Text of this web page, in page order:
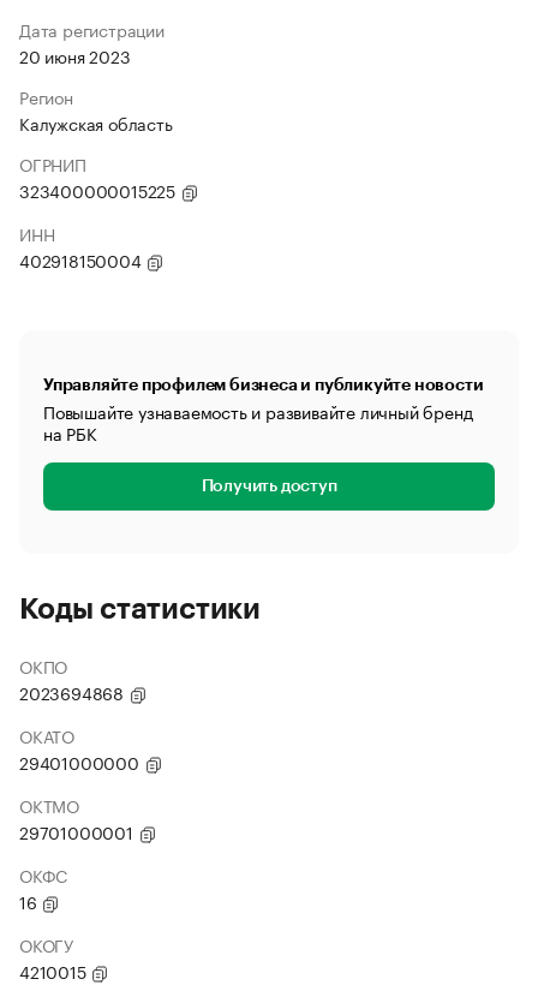
Дата регистрации
20 июня 2023
Регион
Калужская область
ОГРНИП
323400000015225
ИНН
402918150004
Управляйте профилем бизнеса и публикуйте новости
Повышайте узнаваемость и развивайте личный бренд
на РБК
Получить доступ
Коды статистики
ОКПО
2023694868
ОКАТО
29401000000
ОКТМО
29701000001
ОКФС
16
ОКОГУ
4210015